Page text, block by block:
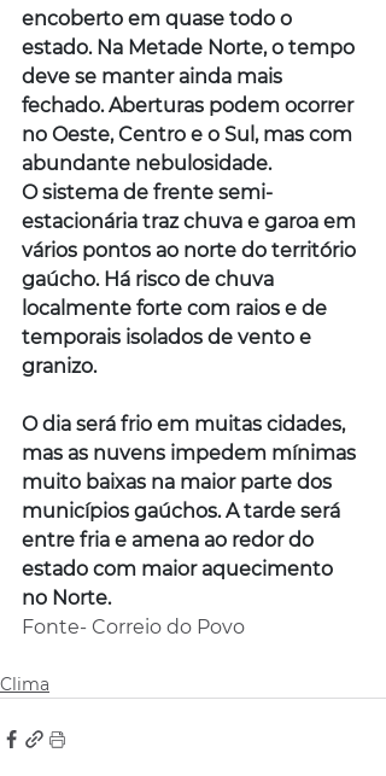
encoberto em quase todo o
estado. Na Metade Norte, o tempo
deve se manter ainda mais
fechado. Aberturas podem ocorrer
no Oeste, Centro e o Sul, mas com
abundante nebulosidade.
O sistema de frente semi-
estacionária traz chuva e garoa em
vários pontos ao norte do território
gaúcho. Há risco de chuva
localmente forte com raios e de
temporais isolados de vento e
granizo.
O dia será frio em muitas cidades,
mas as nuvens impedem mínimas
muito baixas na maior parte dos
municípios gaúchos. A tarde será
entre fria e amena ao redor do
estado com maior aquecimento
no Norte.
Fonte- Correio do Povo
Clima